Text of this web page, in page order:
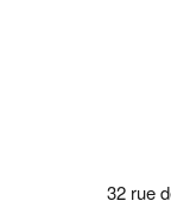
32 rue